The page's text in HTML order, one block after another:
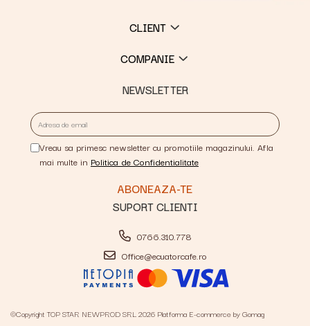
CLIENT
COMPANIE
NEWSLETTER
Vreau sa primesc newsletter cu promotiile magazinului. Afla
mai multe in Politica de Confidentialitate
SUPORT CLIENTI
0766.310.778
Office@ecuatorcafe.ro
©Copyright TOP STAR NEWPROD SRL 2026 Platforma E-commerce by Gomag